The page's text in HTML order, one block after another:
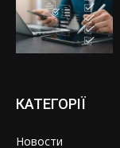
КАТЕГОРІЇ
Новости